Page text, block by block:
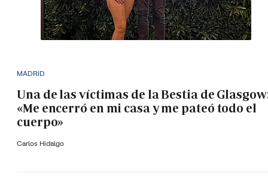
MADRID
Una de las víctimas de la Bestia de
«Me encerró en mi casa y me pateó todo el
cuerpo»
Carlos Hidalgo